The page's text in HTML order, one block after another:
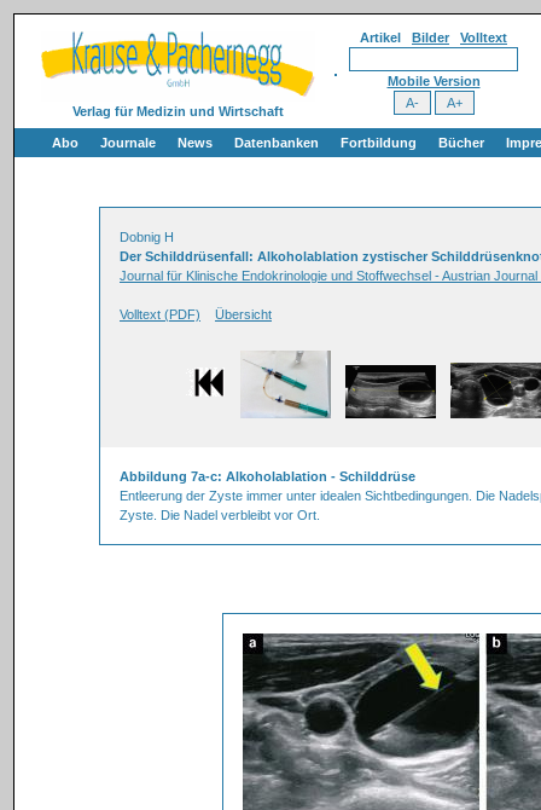
Verlag für Medizin und Wirtschaft
Artikel Bilder Volltext
Mobile Version
Abo Journale News Datenbanken Fortbildung Bücher
Dobnig H
Der Schilddrüsenfall: Alkoholablation zystischer
Journal für Klinische Endokrinologie und Stoffwechsel - Austrian
Volltext (PDF) Übersicht
Abbildung 7a-c: Alkoholablation - Schilddrüse
Entleerung der Zyste immer unter idealen Sichtbedingungen. Die
Zyste. Die Nadel verbleibt vor Ort.